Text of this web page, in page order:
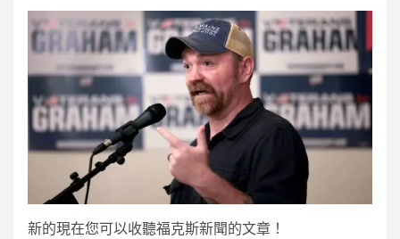
新的現在您可以收聽福克斯新聞的文章！